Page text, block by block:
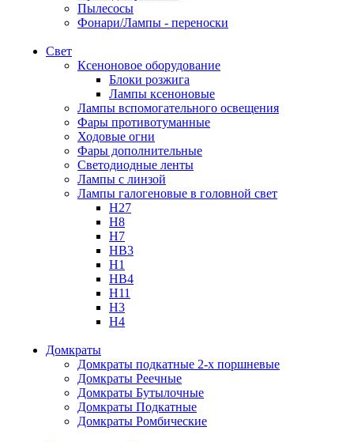
Пылесосы
Фонари/Лампы - переноски
Свет
Ксеноновое оборудование
Блоки розжига
Лампы ксеноновые
Лампы вспомогательного освещения
Фары противотуманные
Ходовые огни
Фары дополнительные
Светодиодные ленты
Лампы с линзой
Лампы галогеновые в головной свет
H27
H8
H7
HB3
H1
HB4
H11
H3
H4
Домкраты
Домкраты подкатные 2-х поршневые
Домкраты Реечные
Домкраты Бутылочные
Домкраты Подкатные
Домкраты Ромбические